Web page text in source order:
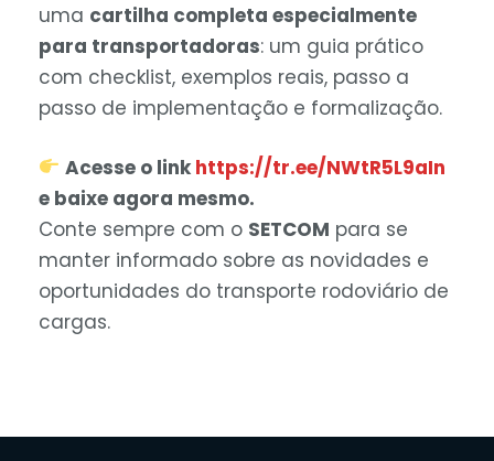
uma cartilha completa especialmente
para transportadoras: um guia prático
com checklist, exemplos reais, passo a
passo de implementação e formalização.
Acesse o link https://tr.ee/NWtR5L9aIn
e baixe agora mesmo.
Conte sempre com o SETCOM para se
manter informado sobre as novidades e
oportunidades do transporte rodoviário de
cargas.